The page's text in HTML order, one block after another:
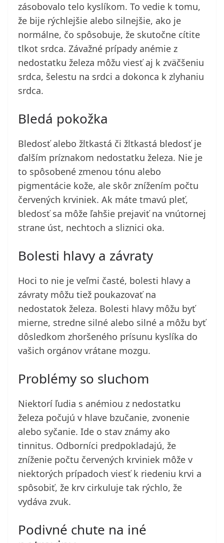
zásobovalo telo kyslíkom. To vedie k tomu,
že bije rýchlejšie alebo silnejšie, ako je
normálne, čo spôsobuje, že skutočne cítite
tlkot srdca. Závažné prípady anémie z
nedostatku železa môžu viesť aj k zväčšeniu
srdca, šelestu na srdci a dokonca k zlyhaniu
srdca.
Bledá pokožka
Bledosť alebo žltkastá či žltkastá bledosť je
ďalším príznakom nedostatku železa. Nie je
to spôsobené zmenou tónu alebo
pigmentácie kože, ale skôr znížením počtu
červených krviniek. Ak máte tmavú pleť,
bledosť sa môže ľahšie prejaviť na vnútornej
strane úst, nechtoch a sliznici oka.
Bolesti hlavy a závraty
Hoci to nie je veľmi časté, bolesti hlavy a
závraty môžu tiež poukazovať na
nedostatok železa. Bolesti hlavy môžu byť
mierne, stredne silné alebo silné a môžu byť
dôsledkom zhoršeného prísunu kyslíka do
vašich orgánov vrátane mozgu.
Problémy so sluchom
Niektorí ľudia s anémiou z nedostatku
železa počujú v hlave bzučanie, zvonenie
alebo syčanie. Ide o stav známy ako
tinnitus. Odborníci predpokladajú, že
zníženie počtu červených krviniek môže v
niektorých prípadoch viesť k riedeniu krvi a
spôsobiť, že krv cirkuluje tak rýchlo, že
vydáva zvuk.
Podivné chute na iné